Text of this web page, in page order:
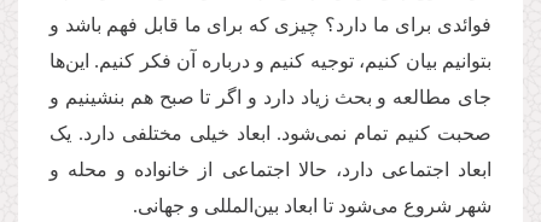
فوائدی برای ما دارد؟ چیزی که برای ما قابل فهم باشد و
بتوانیم بیان کنیم، توجیه کنیم و درباره آن فکر کنیم. این‌ها
جای مطالعه و بحث زیاد دارد و اگر تا صبح هم بنشینیم و
صحبت کنیم تمام نمی‌شود. ابعاد خیلی مختلفی دارد. یک
ابعاد اجتماعی دارد، حالا اجتماعی از خانواده و محله و
شهر شروع می‌شود تا ابعاد بین‌المللی و جهانی.